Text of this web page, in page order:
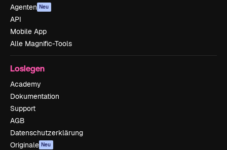
Agenten Neu
API
Mobile App
Alle Magnific-Tools
Loslegen
Academy
Dokumentation
Support
AGB
Datenschutzerklärung
Originale Neu